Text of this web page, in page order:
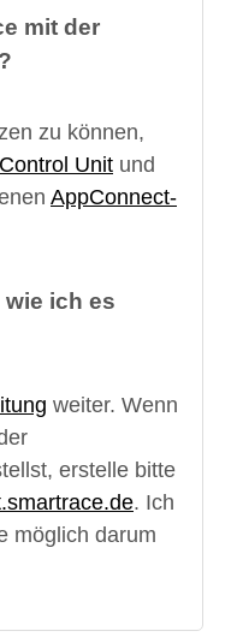
mit der
zu können,
Unit und
AppConnect-
ich es
weiter. Wenn
erstelle bitte
. Ich
möglich darum